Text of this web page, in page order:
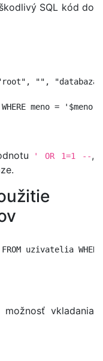
SQL kód do
"root", "",
meno =
' OR 1=1 --,
uzivatelia
možnosť vkladania